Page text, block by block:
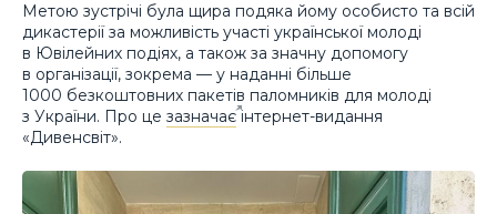
Метою зустрічі була щира подяка йому особисто та всій
дикастерії за можливість участі української молоді
в Ювілейних подіях, а також за значну допомогу
в організації, зокрема — у наданні більше
1000 безкоштовних пакетів паломників для молоді
з України. Про це зазначаєінтернет-видання
«Дивенсвіт».